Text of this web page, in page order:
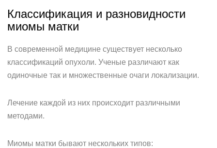
Классификация и разновидности
миомы матки
В современной медицине существует несколько
классификаций опухоли. Ученые различают как
одиночные так и множественные очаги локализации.
Лечение каждой из них происходит различными
методами.
Миомы матки бывают нескольких типов: